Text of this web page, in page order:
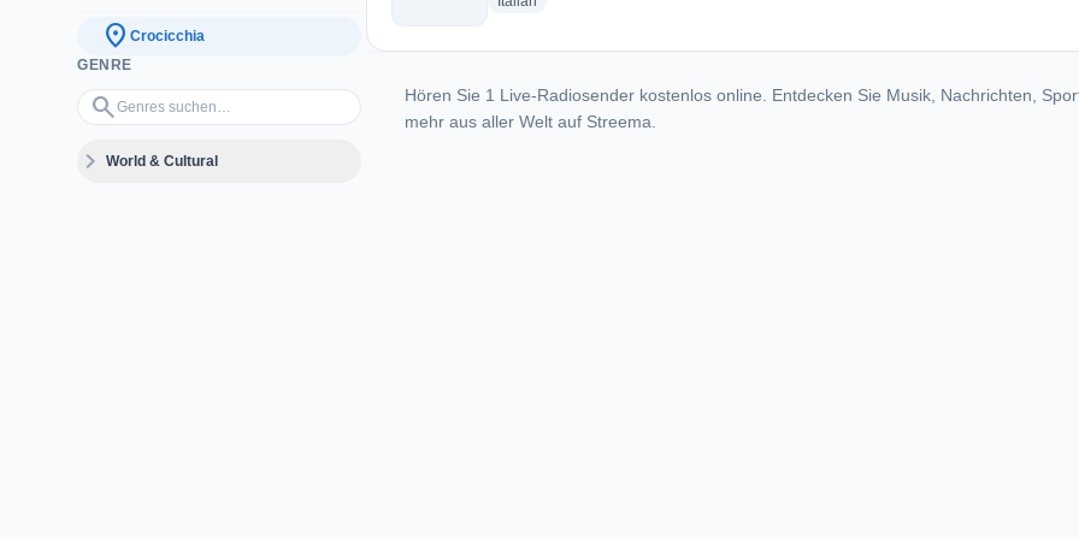
location_on Crocicchia
GENRE
search
Genres suchen…
expand_moreWorld & Cultural
Hören Sie 1 Live-Radiosender kostenlos online. Entdecken Sie Musik, Nachrichten,
mehr aus aller Welt auf Streema.